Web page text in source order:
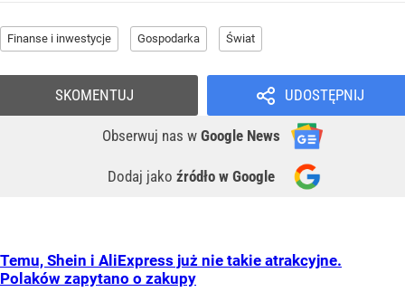
Finanse i inwestycje Gospodarka Świat
UDOSTĘPNIJ
Obserwuj nas w Google News
Dodaj jako źródło w Google
SKOMENTUJ
Temu, Shein i AliExpress już nie takie atrakcyjne.
Polaków zapytano o zakupy